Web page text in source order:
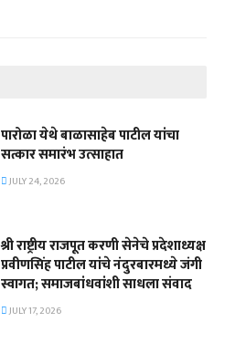
पारोळा येथे बाळासाहेब पाटील यांचा
सत्कार समारंभ उत्साहात
JULY 24, 2026
श्री राष्ट्रीय राजपूत करणी सेनेचे प्रदेशाध्यक्ष
प्रवीणसिंह पाटील यांचे नंदुरबारमध्ये जंगी
स्वागत; समाजबांधवांशी साधला संवाद
JULY 17, 2026